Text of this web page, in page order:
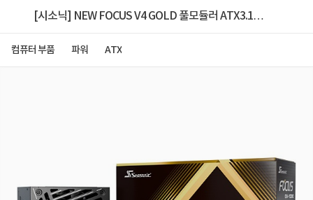
[시소닉] NEW FOCUS V4 GOLD 풀모듈러 ATX3.1
컴퓨터 부품 파워 ATX